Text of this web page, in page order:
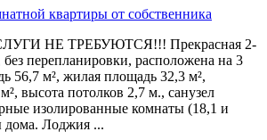
квартиры от собственника
НЕ ТРЕБУЮТСЯ!!! Прекрасная 2-
без перепланировки, расположена на 3
56,7 м², жилая площадь 32,3 м²,
высота потолков 2,7 м., санузел
изолированные комнаты (18,1 и
дома. Лоджия ...